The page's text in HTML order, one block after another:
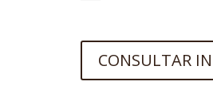
CONSULTAR